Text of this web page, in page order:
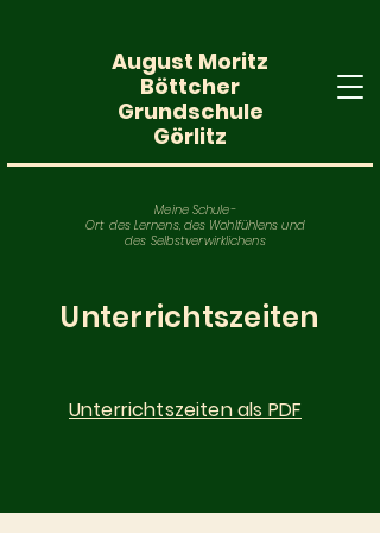
August Moritz
Böttcher
Grundschule
Görlitz
Meine Schule-
Ort des Lernens, des Wohlfühlens und
des Selbstverwirklichens
Unterrichtszeiten
Unterrichtszeiten als PDF